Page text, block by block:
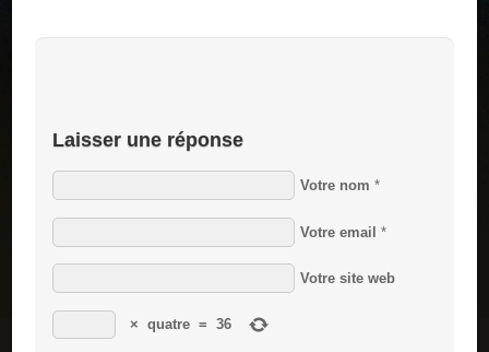
Laisser une réponse
Votre nom *
Votre email *
Votre site web
× quatre = 36